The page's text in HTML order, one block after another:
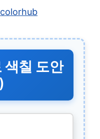
colorhub
색칠 도안